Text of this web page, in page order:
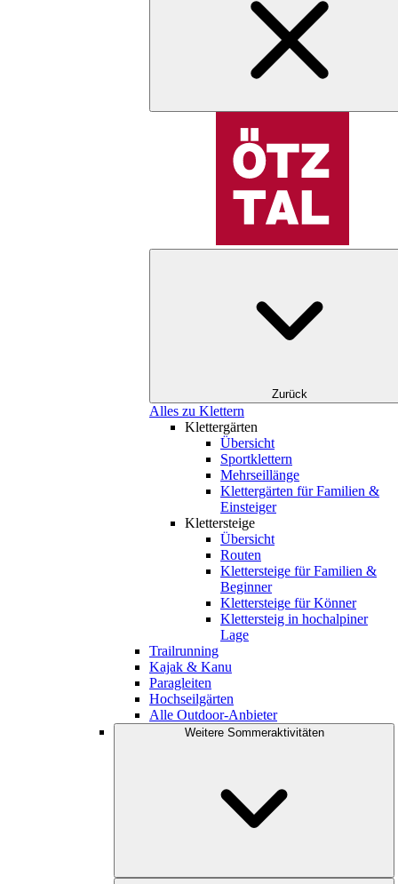
Zurück
Alles zu Klettern
Klettergärten
Übersicht
Sportklettern
Mehrseillänge
Klettergärten für Familien &
Einsteiger
Klettersteige
Übersicht
Routen
Klettersteige für Familien &
Beginner
Klettersteige für Könner
Klettersteig in hochalpiner
Lage
Trailrunning
Kajak & Kanu
Paragleiten
Hochseilgärten
Alle Outdoor-Anbieter
Weitere Sommeraktivitäten